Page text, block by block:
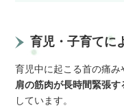
育児・子育てに
育児中に起こる首の痛
肩の筋肉が長時間緊張
しています。